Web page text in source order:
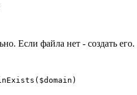
Если файла нет - создать его.